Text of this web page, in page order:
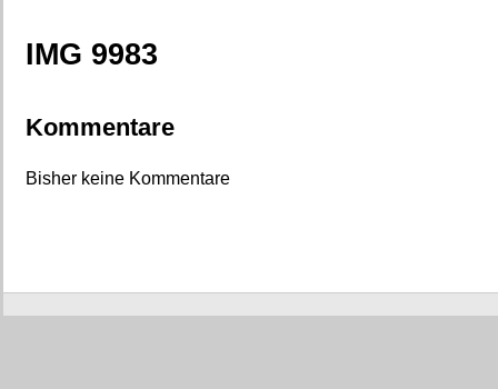
IMG 9983
Kommentare
Bisher keine Kommentare